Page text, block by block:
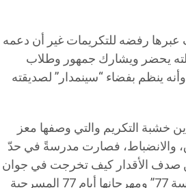
عبرها رفضه للتكريمات غير أن دعمه
المسرحية المستقلة ومنها “مدرسة 77” جعلته يحضر ويشارك جمهور وطلاب
وأنه ينظم بفضاء “سينمدار” لصديقته
خشبة التكريم والتي وصفها معز
والانضباط، فصارت مدرسةً في حدّ
صدف الأقدار كيف تخرجت في جوان